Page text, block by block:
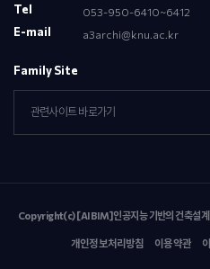
Tel 053-950-6410~6412
E-mail a3archi@knu.ac.kr
Family Site
관련사이트 바로가기
Copyright(c) [AIBIM]인공지능 기반의 건축설
개인정보처리방침 이용약관